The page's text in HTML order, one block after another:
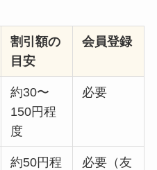
割引額の
目安
会員登録
約30〜
150円程
度
必要
約50円程
必要（友